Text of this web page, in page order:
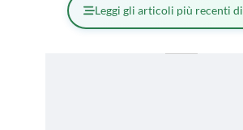
Leggi gli articoli più recenti di